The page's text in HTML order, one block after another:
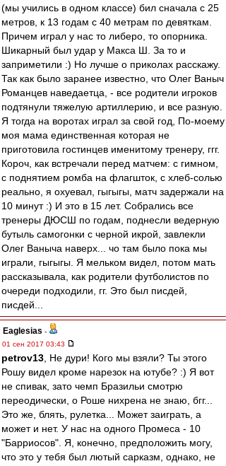
(мы учились в одном классе) бил сначала с 25
метров, к 13 годам с 40 метрам по девяткам.
Причем играл у нас то либеро, то опорника.
Шикарный был удар у Макса Ш. За то и
заприметили :) Но лучше о приколах расскажу.
Так как было заранее известно, что Олег Ваныч
Романцев наведаетца, - все родители игроков
подтянули тяжелую артиллерию, и все разную.
Я тогда на воротах играл за свой год, По-моему
моя мама единственная которая не
приготовила гостинцев именитому тренеру, ггг.
Короч, как встречали перед матчем: с гимном,
с поднятием ромба на флагшток, с хлеб-солью
реально, я охуевал, гыгыгы, матч задержали на
10 минут :) И это в 15 лет. Собрались все
тренеры ДЮСШ по годам, поднесли ведерную
бутыль самогонки с черной икрой, завлекли
Олег Ваныча наверх... чо там было пока мы
играли, гыгыгы. Я мельком видел, потом мать
рассказывала, как родители футболистов по
очереди подходили, гг. Это был писдей,
писдей...
Eaglesias -
01 сен 2017 03:43
petrov13 , Не дури! Кого мы взяли? Ты этого
Рошу видел кроме нарезок на ютубе? :) Я вот
не спивак, зато чемп Бразильи смотрю
переодически, о Роше нихрена не знаю, бгг...
Это же, блять, рулетка... Может заиграть, а
может и нет. У нас на одного Промеса - 10
"Барриосов". Я, конечно, предположить могу,
что это у тебя был лютый сарказм, однако, не